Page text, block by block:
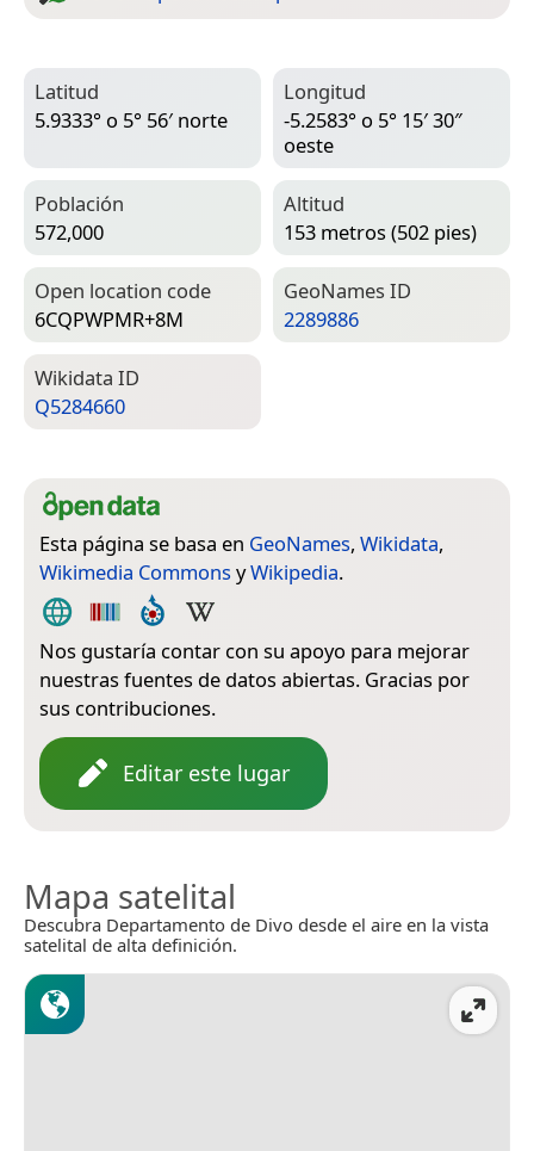
Latitud
5.9333° o 5° 56′ norte
Longitud
-5.2583° o 5° 15′ 30″
oeste
Población
572,000
Altitud
153 metros (502 pies)
Open location code
6CQPWPMR+8M
Geo­Names ID
2289886
Wiki­data ID
Q5284660
Esta página se basa en GeoNames, Wikidata,
Wikimedia Commons yWikipedia.
Nos gustaría contar con su apoyo para mejorar
nuestras fuentes de datos abiertas. Gracias por
sus contribuciones.
Editar este lugar
Mapa satelital
Descubra Departamento de Divo desde el aire en la vista
satelital de alta definición.